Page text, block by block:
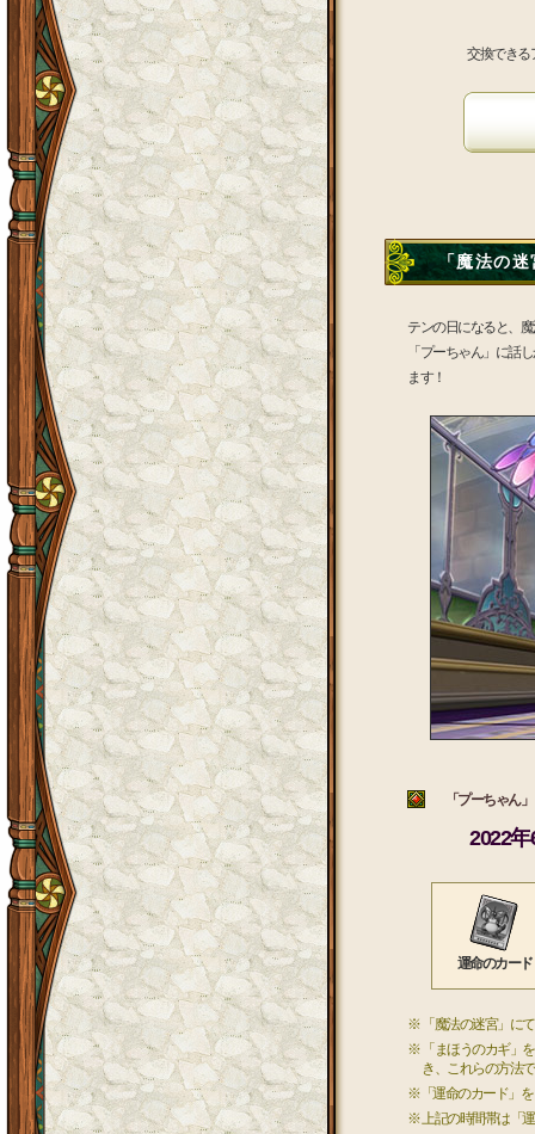
交換できる
「魔法の迷
テンの日になると、
「プーちゃん」に話
ます！
「プーちゃん」
2022
運命のカード
※ 「魔法の迷宮」に
※ 「まほうのカギ」
き、これらの方法
※「運命のカード」
※ 上記の時間帯は「